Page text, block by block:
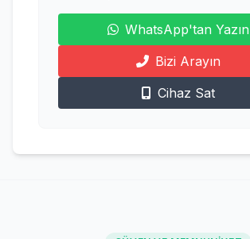
WhatsApp'tan Yazın
Bizi Arayın
Cihaz Sat